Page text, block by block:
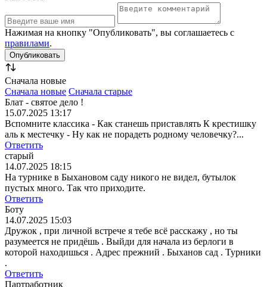
Нажимая на кнопку "Опубликовать", вы соглашаетесь с
правилами.
Сначала новые
Сначала новые Сначала старые
Блат - святое дело !
15.07.2025 13:17
Вспомните классика - Как станешь приставлять К крестишку
аль к местечку - Ну как не порадеть родному человечку?...
Ответить
старый
14.07.2025 18:15
На турнике в Быхановом саду никого не видел, бутылок
пустых много. Так что приходите.
Ответить
Боту
14.07.2025 15:03
Дружок , при личной встрече я тебе всё расскажу , но ты
разумеется не придёшь . Выйди для начала из берлоги в
которой находишься . Адрес прежний . Быханов сад . Турники
.
Ответить
Партработник